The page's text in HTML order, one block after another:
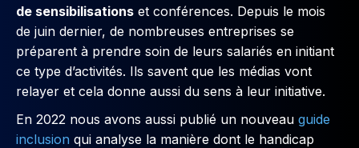
de sensibilisations et conférences. Depuis le mois
de juin dernier, de nombreuses entreprises se
préparent à prendre soin de leurs salariés en initiant
ce type d’activités. Ils savent que les médias vont
relayer et cela donne aussi du sens à leur initiative.
En 2022 nous avons aussi publié un nouveau guide
inclusion qui analyse la manière dont le handicap